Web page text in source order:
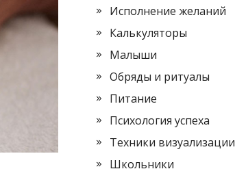
Исполнение желаний
Калькуляторы
Малыши
Обряды и ритуалы
Питание
Психология успеха
Техники визуализации
Школьники